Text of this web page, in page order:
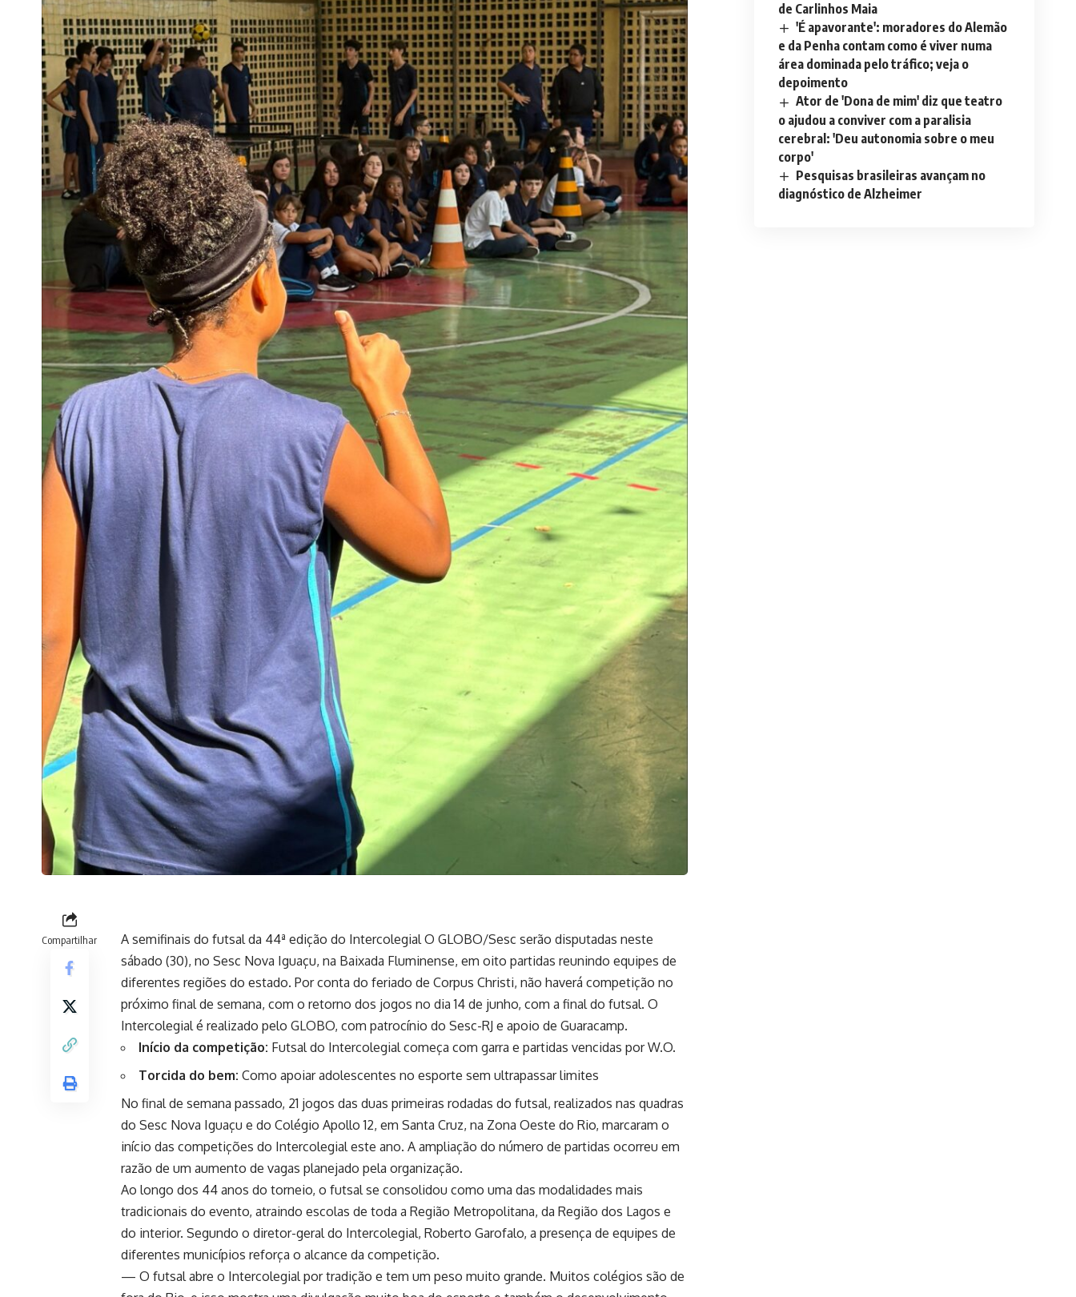
Compartilhar
A semifinais do futsal da 44ª edição do Intercolegial O GLOBO/Sesc serão disputadas neste
sábado (30), no Sesc Nova Iguaçu, na Baixada Fluminense, em oito partidas reunindo equipes de
diferentes regiões do estado. Por conta do feriado de Corpus Christi, não haverá competição no
próximo final de semana, com o retorno dos jogos no dia 14 de junho, com a final do futsal. O
Intercolegial é realizado pelo GLOBO, com patrocínio do Sesc-RJ e apoio de Guaracamp.
Início da competição: Futsal do Intercolegial começa com garra e partidas vencidas por W.O.
Torcida do bem: Como apoiar adolescentes no esporte sem ultrapassar limites
No final de semana passado, 21 jogos das duas primeiras rodadas do futsal, realizados nas quadras
do Sesc Nova Iguaçu e do Colégio Apollo 12, em Santa Cruz, na Zona Oeste do Rio, marcaram o
início das competições do Intercolegial este ano. A ampliação do número de partidas ocorreu em
razão de um aumento de vagas planejado pela organização.
Ao longo dos 44 anos do torneio, o futsal se consolidou como uma das modalidades mais
tradicionais do evento, atraindo escolas de toda a Região Metropolitana, da Região dos Lagos e
do interior. Segundo o diretor-geral do Intercolegial, Roberto Garofalo, a presença de equipes de
diferentes municípios reforça o alcance da competição.
— O futsal abre o Intercolegial por tradição e tem um peso muito grande. Muitos colégios são de
de Carlinhos Maia
'É apavorante': moradores do Alemão
e da Penha contam como é viver numa
área dominada pelo tráfico; veja o
depoimento
Ator de 'Dona de mim' diz que teatro
o ajudou a conviver com a paralisia
cerebral: 'Deu autonomia sobre o meu
corpo'
Pesquisas brasileiras avançam no
diagnóstico de Alzheimer